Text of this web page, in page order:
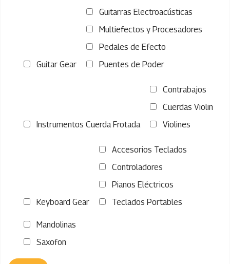
Guitar Gear
Guitarras Electroacústicas
Multiefectos y Procesadores
Pedales de Efecto
Puentes de Poder
Instrumentos Cuerda Frotada
Contrabajos
Cuerdas Violin
Violines
Keyboard Gear
Accesorios Teclados
Controladores
Pianos Eléctricos
Teclados Portables
Mandolinas
Saxofon